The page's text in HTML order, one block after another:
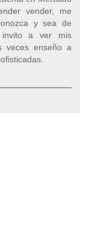
vender, me
y sea de
invito a ver mis
veces enseño a